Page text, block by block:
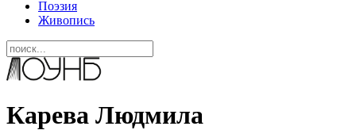
Поэзия
Живопись
Карева Людмила